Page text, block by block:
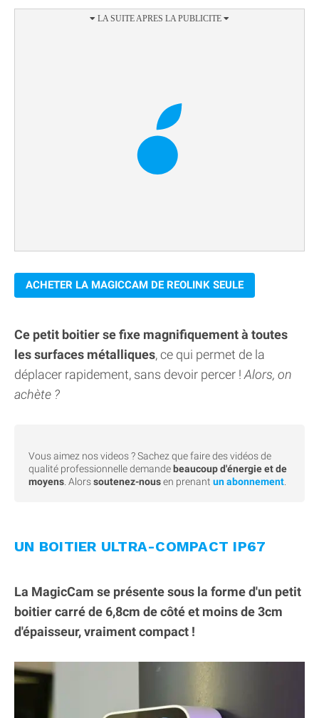
ACHETER LA MAGICCAM DE REOLINK SEULE
Ce petit boitier se fixe magnifiquement à toutes
les surfaces métalliques, ce qui permet de la
déplacer rapidement, sans devoir percer ! Alors, on
achète ?
Vous aimez nos videos ? Sachez que faire des vidéos de
qualité professionnelle demande beaucoup d'énergie et de
moyens . Alorssoutenez-nousen prenant un abonnement
UN BOITIER ULTRA-COMPACT IP67
La MagicCam se présente sous la forme d'un petit
boitier carré de 6,8cm de côté et moins de 3cm
d'épaisseur, vraiment compact !